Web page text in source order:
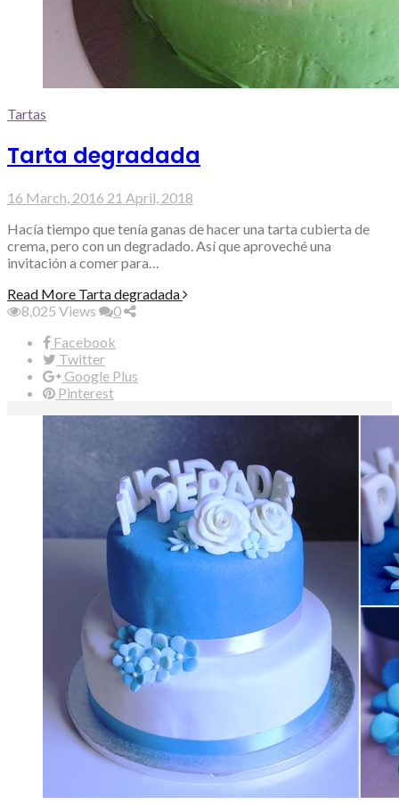
Tartas
Tarta degradada
16 March, 2016 21 April, 2018
Hacía tiempo que tenía ganas de hacer una tarta cubierta de
crema, pero con un degradado. Así que aproveché una
invitación a comer para…
Read More Tarta degradada
8,025 Views
0
Facebook
Twitter
Google Plus
Pinterest